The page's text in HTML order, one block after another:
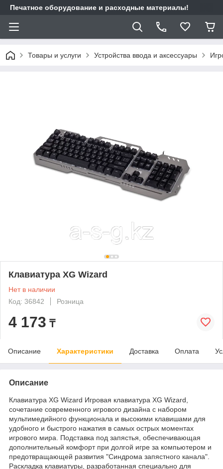
Печатное оборудование и расходные материалы!
Товары и услуги Устройства ввода и аксессуары
Клавиатура XG Wizard
Нет в наличии
Код: 36842
Розница
4 173 ₸
Описание Характеристики Доставка Оплата
Описание
Клавиатура XG Wizard Игровая клавиатура XG Wizard,
сочетание современного игрового дизайна с набором
мультимедийного функционала и высокими клавишами для
удобного и быстрого нажатия в самых острых моментах
игрового мира. Подставка под запястья, обеспечивающая
дополнительный комфорт при долгой игре за компьютером и
предотвращающей развития "Синдрома запястного канала".
Раскладка клавиатуры, разработанная специально для